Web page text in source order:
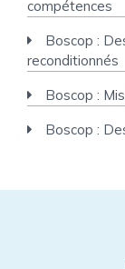
compétences
Boscop :
reconditionnés
Boscop :
Boscop :